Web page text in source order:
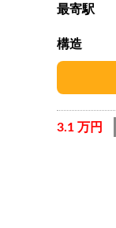
最寄駅
構造
3.1 万円